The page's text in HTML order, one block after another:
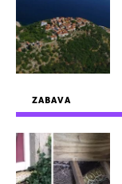
ZABAVA